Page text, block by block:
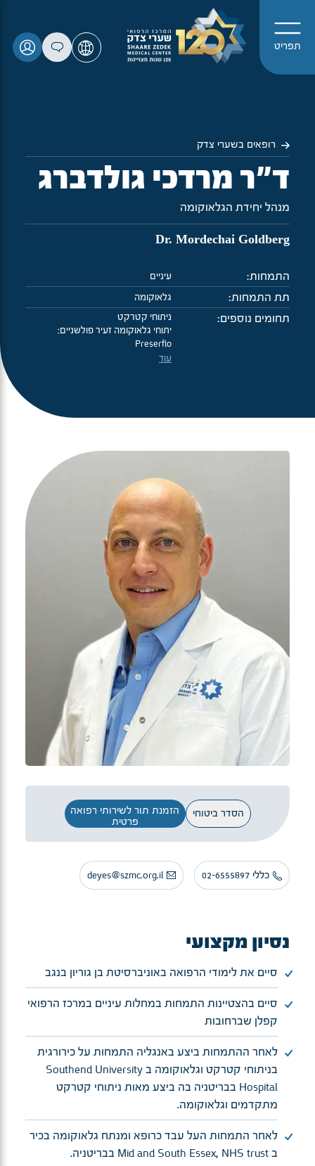
תפריט
רופאים בשערי צדק
ד"ר מרדכי גולדברג
מנהל יחידת הגלאוקומה
Dr. Mordechai Goldberg
התמחות: עיניים
תת התמחות: גלאוקומה
תחומים נוספים:
ניתוחי קטרקט
יתוחי גלאוקומה זעיר פולשניים:
Preserflo
עוד
הסדר ביטוחי
הזמנת תור לשירותי רפואה
פרטית
כללי 02-6555897 deyes@szmc.org.il
נסיון מקצועי
סיים את לימודי הרפואה באוניברסיטת בן גוריון בנגב
סיים בהצטיינות התמחות במחלות עיניים במרכז הרפואי
קפלן שברחובות
לאחר ההתמחות ביצע באנגליה התמחות על כירורגית
בניתוחי קטרקט וגלאוקומה ב Southend University
Hospital בבריטניה בה ביצע מאות ניתוחי קטרקט
מתקדמים וגלאוקומה.
לאחר התמחות העל עבד כרופא ומנתח גלאוקומה בכיר
ב Mid and South Essex, NHS trust בבריטניה.